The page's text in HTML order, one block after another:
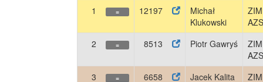
1 = 12197
Michał
Klukowski
2
= 8513 Piotr Gawryś
3
= 6658 Jacek Kalita